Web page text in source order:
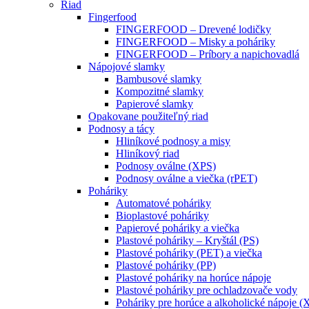
Riad
Fingerfood
FINGERFOOD – Drevené lodičky
FINGERFOOD – Misky a poháriky
FINGERFOOD – Príbory a napichovadlá
Nápojové slamky
Bambusové slamky
Kompozitné slamky
Papierové slamky
Opakovane použiteľný riad
Podnosy a tácy
Hliníkové podnosy a misy
Hliníkový riad
Podnosy oválne (XPS)
Podnosy oválne a viečka (rPET)
Poháriky
Automatové poháriky
Bioplastové poháriky
Papierové poháriky a viečka
Plastové poháriky – Kryštál (PS)
Plastové poháriky (PET) a viečka
Plastové poháriky (PP)
Plastové poháriky na horúce nápoje
Plastové poháriky pre ochladzovače vody
Poháriky pre horúce a alkoholické nápoje